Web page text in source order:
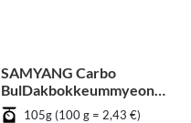
SAMYANG Carbo
BulDakbokkeummyeon
Big Cup105g (100 g = 2,43 €)